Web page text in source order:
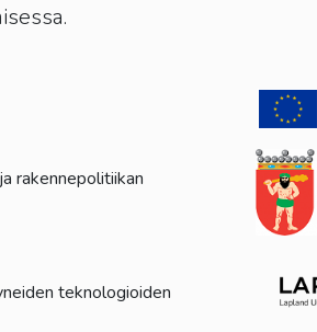
rakennepolitiikan
teknologioiden